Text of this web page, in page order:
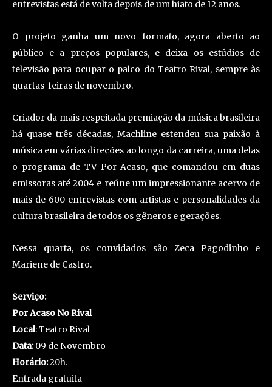
entrevistas está de volta depois de um hiato de 12 anos.
O projeto ganha um novo formato, agora aberto ao
público e a preços populares, e deixa os estúdios de
televisão para ocupar o palco do Teatro Rival, sempre às
quartas-feiras de novembro.
Criador da mais respeitada premiação da música brasileira
há quase três décadas, Machline estendeu sua paixão à
música em várias direções ao longo da carreira, uma delas
o programa de TV Por Acaso, que comandou em duas
emissoras até 2004 e reúne um impressionante acervo de
mais de 600 entrevistas com artistas e personalidades da
cultura brasileira de todos os gêneros e gerações.
Nessa quarta, os convidados são Zeca Pagodinho e
Mariene de Castro.
Serviço:
Por Acaso No Rival
Local: Teatro Rival
Data:09 de Novembro
Horário:20h.
Entrada gratuita